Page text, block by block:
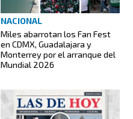
NACIONAL
Miles abarrotan los Fan Fest
en CDMX, Guadalajara y
Monterrey por el arranque del
Mundial 2026